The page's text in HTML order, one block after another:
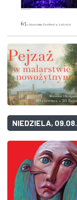
NIEDZIELA,